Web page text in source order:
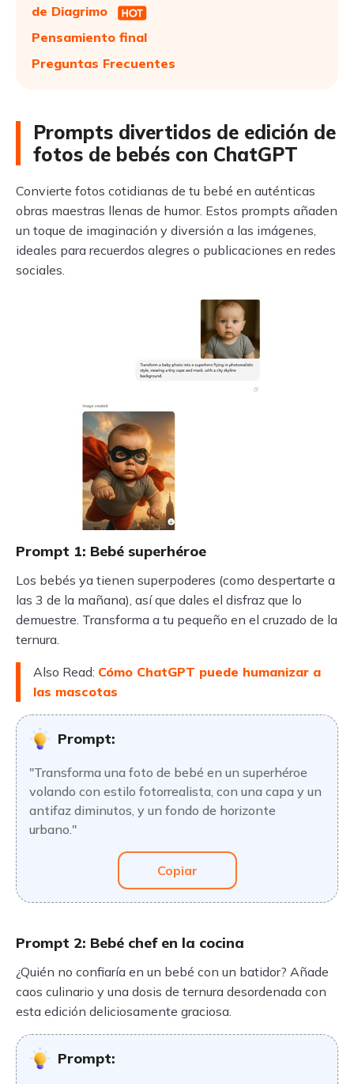
de Diagrimo
Pensamiento final
Preguntas Frecuentes
Prompts divertidos de edición de
fotos de bebés con ChatGPT
Convierte fotos cotidianas de tu bebé en auténticas
obras maestras llenas de humor. Estos prompts añaden
un toque de imaginación y diversión a las imágenes,
ideales para recuerdos alegres o publicaciones en redes
sociales.
Prompt 1: Bebé superhéroe
Los bebés ya tienen superpoderes (como despertarte a
las 3 de la mañana), así que dales el disfraz que lo
demuestre. Transforma a tu pequeño en el cruzado de la
ternura.
Also Read: Cómo ChatGPT puede humanizar a
las mascotas
Prompt:
"Transforma una foto de bebé en un superhéroe
volando con estilo fotorrealista, con una capa y un
antifaz diminutos, y un fondo de horizonte
urbano."
Copiar
Prompt 2: Bebé chef en la cocina
¿Quién no confiaría en un bebé con un batidor? Añade
caos culinario y una dosis de ternura desordenada con
esta edición deliciosamente graciosa.
Prompt: